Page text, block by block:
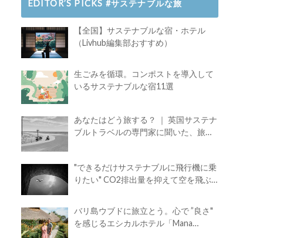
EDITOR’S PICKS #サステナブルな旅
【全国】サステナブルな宿・ホテル
（Livhub編集部おすすめ）
生ごみを循環。コンポストを導入して
いるサステナブルな宿11選
あなたはどう旅する？ ｜ 英国サステナ
ブルトラベルの専門家に聞いた、旅の
"できるだけサステナブルに飛行機に乗
りたい" CO2排出量を抑えて空を飛ぶ
バリ島ウブドに旅立とう。心で ”良さ"
を感じるエシカルホテル「Mana